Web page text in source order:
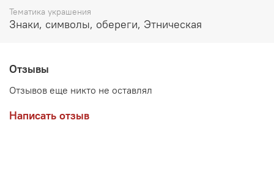
Тематика украшения
Знаки, символы, обереги, Этническая
Отзывы
Отзывов еще никто не оставлял
Написать отзыв